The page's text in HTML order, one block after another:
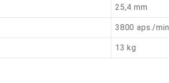
25,4 mm
3800 aps./min
13 kg